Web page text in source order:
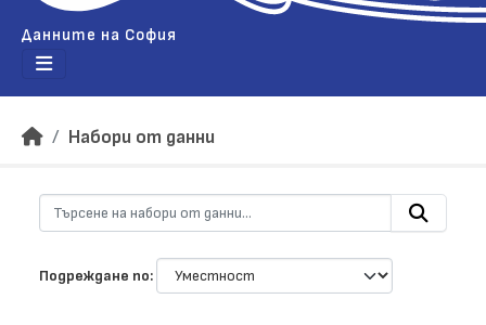
Данните на София
Набори от данни
Подреждане по